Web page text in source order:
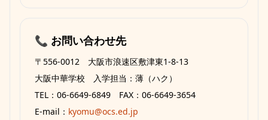
📞 お問い合わせ先
〒556-0012 大阪市浪速区敷津東1-8-13
大阪中華学校 入学担当：薄（ハク）
TEL：06-6649-6849 FAX：06-6649-3654
E-mail： kyomu@ocs.ed.jp